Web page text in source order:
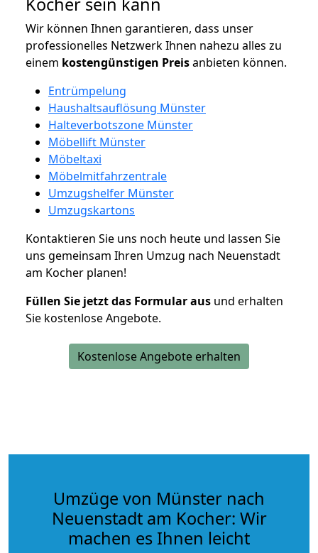
Wir können Ihnen garantieren, dass unser
professionelles Netzwerk Ihnen nahezu alles zu
einem kostengünstigen Preisanbieten können.
Entrümpelung
Haushaltsauflösung Münster
Halteverbotszone Münster
Möbellift Münster
Möbeltaxi
Möbelmitfahrzentrale
Umzugshelfer Münster
Umzugskartons
Kontaktieren Sie uns noch heute und lassen Sie
uns gemeinsam Ihren Umzug nach Neuenstadt
am Kocher planen!
Füllen Sie jetzt das Formular aus und erhalten
Sie kostenlose Angebote.
Kostenlose Angebote erhalten
Umzüge von Münster nach
Neuenstadt am Kocher: Wir
machen es Ihnen leicht